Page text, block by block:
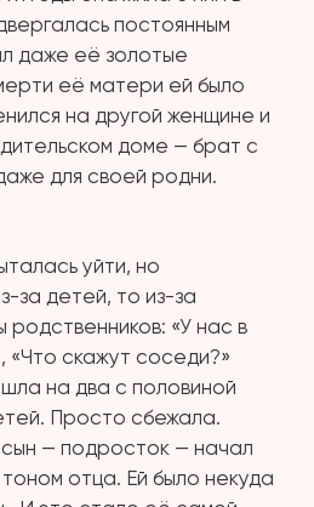
постоянным
даже её золотые
её матери ей было
на другой женщине и
доме — брат с
для своей родни.
уйти, но
за детей, то из-за
«У нас в
«Что скажут соседи?»
на два с половиной
Просто сбежала.
— подросток — начал
отца. Ей было некуда